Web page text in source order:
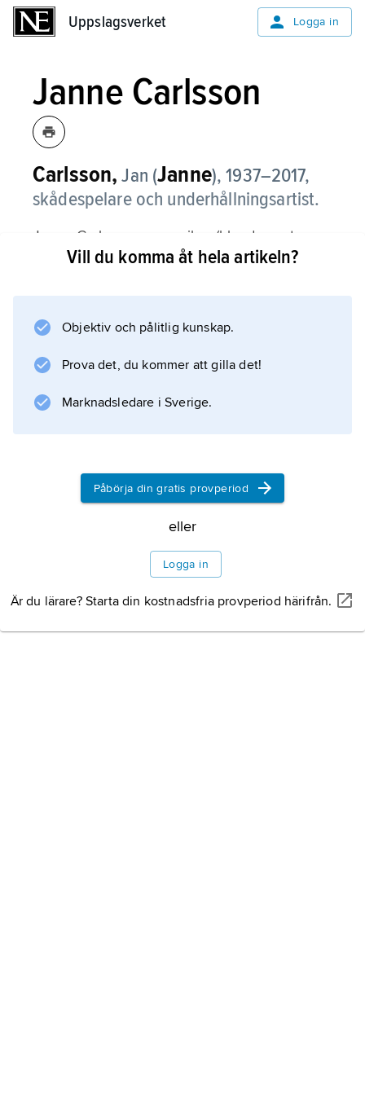
Uppslagsverket Logga in
Janne Carlsson
Carlsson, Jan (Janne),1937–2017,
skådespelare och underhållningsartist.
Janne Carlsson var musiker (bland annat
trumslagare i Hansson & Karlsson) innan han
”Loffe” i TV-serien ”Någonstans i Sverige”.
Information om artikeln
Vill du komma åt hela artikeln?
Objektiv och pålitlig kunskap.
Prova det, du kommer att gilla det!
Marknadsledare i Sverige.
Påbörja din gratis provperiod
eller
Logga in
Är du lärare? Starta din kostnadsfria provperiod härifrån.